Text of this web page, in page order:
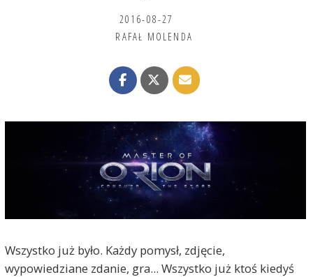
2016-08-27
RAFAŁ MOLENDA
Wszystko już było. Każdy pomysł, zdjęcie,
wypowiedziane zdanie, gra... Wszystko już ktoś kiedyś